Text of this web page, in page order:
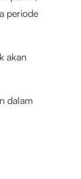
periode
akan
dalam